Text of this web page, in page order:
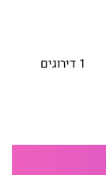
1 דירוגים